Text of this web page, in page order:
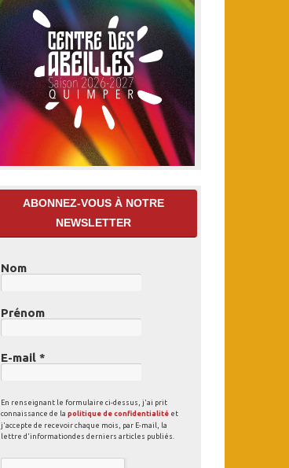
ABONNEZ-VOUS À NOTRE
NEWSLETTER
Nom
Prénom
E-mail *
En renseignant le formulaire ci-dessus, j'ai prit
connaissance de la politique de confidentialité et
j'accepte de recevoir chaque mois, par E-mail, la
lettre d'informationdes derniers articles publiés.